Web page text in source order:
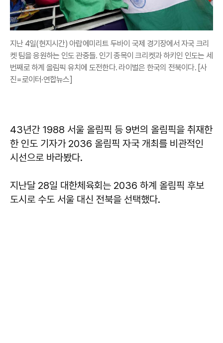
지난 4일(현지시간) 아랍에미리트 두바이 국제 경기장에서 자국 크리
켓 팀을 응원하는 인도 관중들. 인기 종목이 크리켓과 하키인 인도는 세
번째로 하계 올림픽 유치에 도전한다. 라이벌은 한국의 전북이다. [사
진=로이터·연합뉴스]
43년간 1988 서울 올림픽 등 9번의 올림픽을 취재한
한 인도 기자가 2036 올림픽 자국 개최를 비관적인
시선으로 바라봤다.
지난달 28일 대한체육회는 2036 하계 올림픽 후보
도시로 수도 서울 대신 전북을 선택했다.